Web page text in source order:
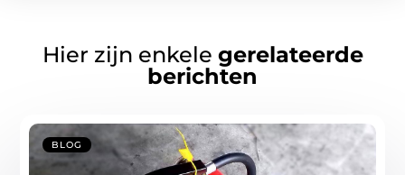
Hier zijn enkele gerelateerde
berichten
BLOG